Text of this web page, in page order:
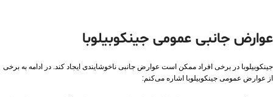
عوارض جانبی عمومی جینکوبیلوبا
جینکوبیلوبا در برخی افراد ممکن است عوارض جانبی ناخوشایندی ایجاد کند. در ادامه به برخی
از عوارض عمومی جینکوبیلوبا اشاره می‌کنم: